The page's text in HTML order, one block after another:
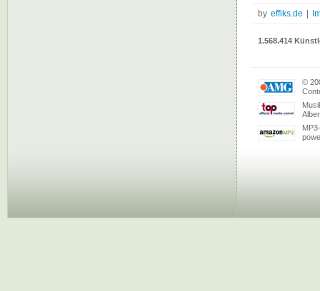
by effiks.de
1.568.414
©